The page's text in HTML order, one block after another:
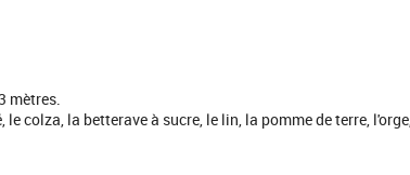
mètres.
colza, la betterave à sucre, le lin, la pomme de terre, l'orge,